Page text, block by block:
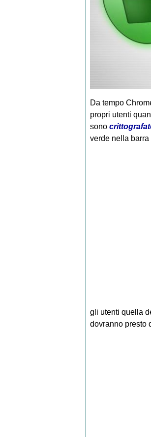
Da tempo
propri utenti
sono
verde nella
gli utenti quella
dovranno presto